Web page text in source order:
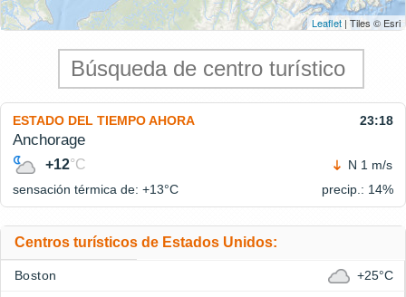
Leaflet | Tiles © Esri
ESTADO DEL TIEMPO AHORA 23:18
Anchorage
+12°C
N 1 m/s
sensación térmica de: +13°C precip.: 14%
Centros turísticos de Estados Unidos:
Boston +25°C